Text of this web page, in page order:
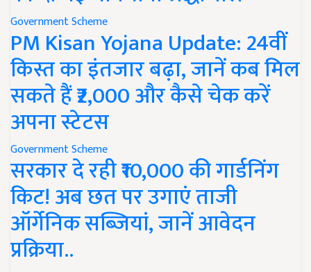
Government Scheme
PM Kisan Yojana Update: 24वीं
किस्त का इंतजार बढ़ा, जानें कब मिल
सकते हैं ₹2,000 और कैसे चेक करें
अपना स्टेटस
Government Scheme
सरकार दे रही ₹10,000 की गार्डनिंग
किट! अब छत पर उगाएं ताजी
ऑर्गेनिक सब्जियां, जानें आवेदन
प्रक्रिया..